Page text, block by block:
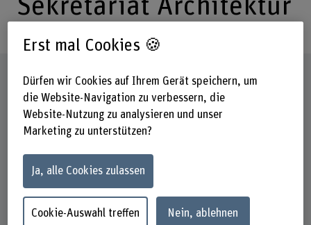
Sekretariat Architektur
Steckbrief
Erst mal Cookies 🍪
Dürfen wir Cookies auf Ihrem Gerät speichern, um
die Website-Navigation zu verbessern, die
Website-Nutzung zu analysieren und unser
Marketing zu unterstützen?
Ja, alle Cookies zulassen
Cookie-Auswahl treffen Nein, ablehnen